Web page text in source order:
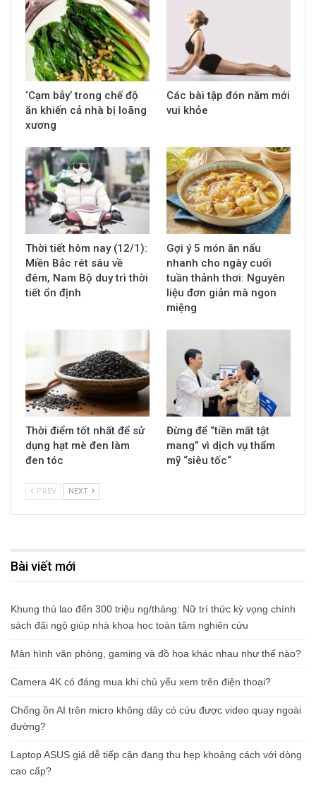
‘Cạm bẫy’ trong chế độ
ăn khiến cả nhà bị loãng
xương
Các bài tập đón năm mới
vui khỏe
Thời tiết hôm nay (12/1):
Miền Bắc rét sâu về
đêm, Nam Bộ duy trì thời
tiết ổn định
Gợi ý 5 món ăn nấu
nhanh cho ngày cuối
tuần thảnh thơi: Nguyên
liệu đơn giản mà ngon
miệng
Thời điểm tốt nhất để sử
dụng hạt mè đen làm
đen tóc
Đừng để “tiền mất tật
mang” vì dịch vụ thẩm
mỹ “siêu tốc“
PREV NEXT
Bài viết mới
Khung thù lao đến 300 triệu ng/tháng: Nữ trí thức kỳ vọng chính
sách đãi ngộ giúp nhà khoa học toàn tâm nghiên cứu
Màn hình văn phòng, gaming và đồ họa khác nhau như thế nào?
Camera 4K có đáng mua khi chủ yếu xem trên điện thoại?
Chống ồn AI trên micro không dây có cứu được video quay ngoài
đường?
Laptop ASUS giá dễ tiếp cận đang thu hẹp khoảng cách với dòng
cao cấp?